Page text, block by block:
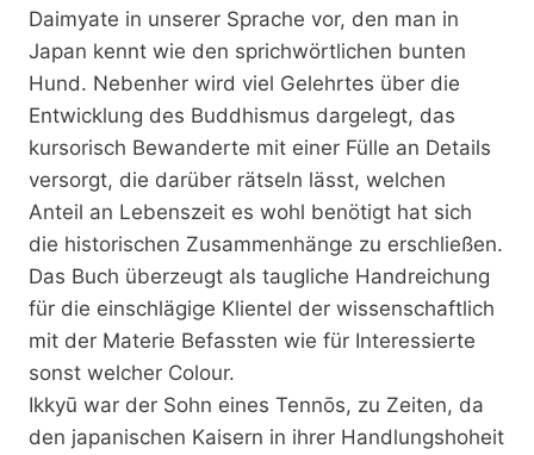
Daimyate in unserer Sprache vor, den man in
Japan kennt wie den sprichwörtlichen bunten
Hund. Nebenher wird viel Gelehrtes über die
Entwicklung des Buddhismus dargelegt, das
kursorisch Bewanderte mit einer Fülle an Details
versorgt, die darüber rätseln lässt, welchen
Anteil an Lebenszeit es wohl benötigt hat sich
die historischen Zusammenhänge zu erschließen.
Das Buch überzeugt als taugliche Handreichung
für die einschlägige Klientel der wissenschaftlich
mit der Materie Befassten wie für Interessierte
sonst welcher Colour.
Ikkyū war der Sohn eines Tennōs, zu Zeiten, da
den japanischen Kaisern in ihrer Handlungshoheit